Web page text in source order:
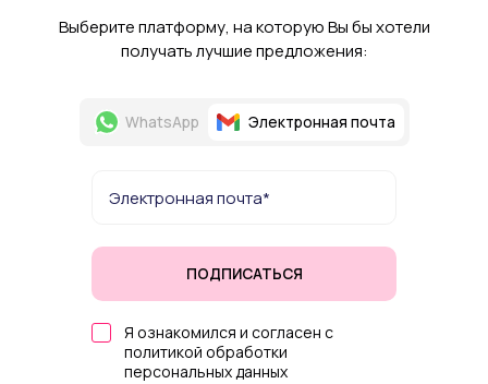
Выберите платформу, на которую Вы бы хотели
получать лучшие предложения:
WhatsApp Электронная почта
ПОДПИСАТЬСЯ
Я ознакомился и согласен с
политикой обработки
персональных данных